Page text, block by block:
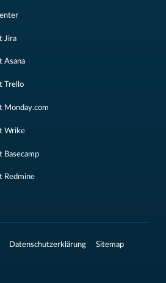
Jira
Asana
Trello
Monday.com
Wrike
Basecamp
Redmine
Datenschutzerklärung
Sitemap